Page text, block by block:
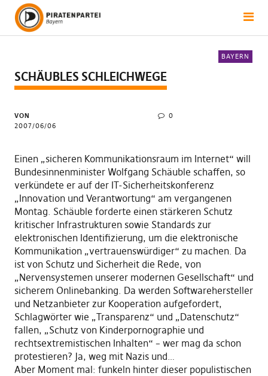
BAYERN
SCHÄUBLES SCHLEICHWEGE
VON
2007/06/06
0
Einen „sicheren Kommunikationsraum im Internet“ will
Bundesinnenminister Wolfgang Schäuble schaffen, so
verkündete er auf der IT-Sicherheitskonferenz
„Innovation und Verantwortung“ am vergangenen
Montag. Schäuble forderte einen stärkeren Schutz
kritischer Infrastrukturen sowie Standards zur
elektronischen Identifizierung, um die elektronische
Kommunikation „vertrauenswürdiger“ zu machen. Da
ist von Schutz und Sicherheit die Rede, von
„Nervensystemen unserer modernen Gesellschaft“ und
sicherem Onlinebanking. Da werden Softwarehersteller
und Netzanbieter zur Kooperation aufgefordert,
Schlagwörter wie „Transparenz“ und „Datenschutz“
fallen, „Schutz von Kinderpornographie und
rechtsextremistischen Inhalten“ – wer mag da schon
protestieren? Ja, weg mit Nazis und…
Aber Moment mal: funkeln hinter dieser populistischen